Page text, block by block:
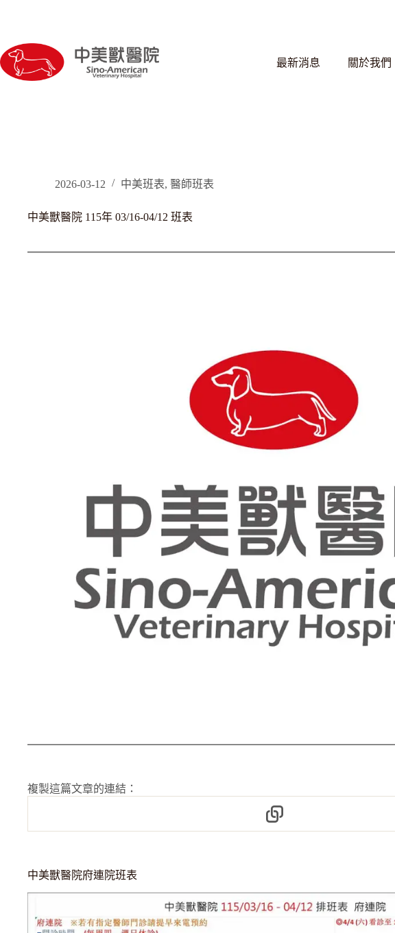
要
內
最新消息 關於我們
2026-03-12 中美班表, 醫師班表
中美獸醫院 115年 03/16-04/12 班表
複製這篇文章的連結：
中美獸醫院府連院班表